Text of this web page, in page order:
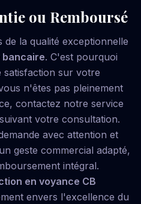
ou Remboursé
la qualité exceptionnelle
. C'est pourquoi
sur votre
n'êtes pas pleinement
contactez notre service
votre consultation.
avec attention et
geste commercial adapté,
intégral.
en voyance CB
envers l'excellence du